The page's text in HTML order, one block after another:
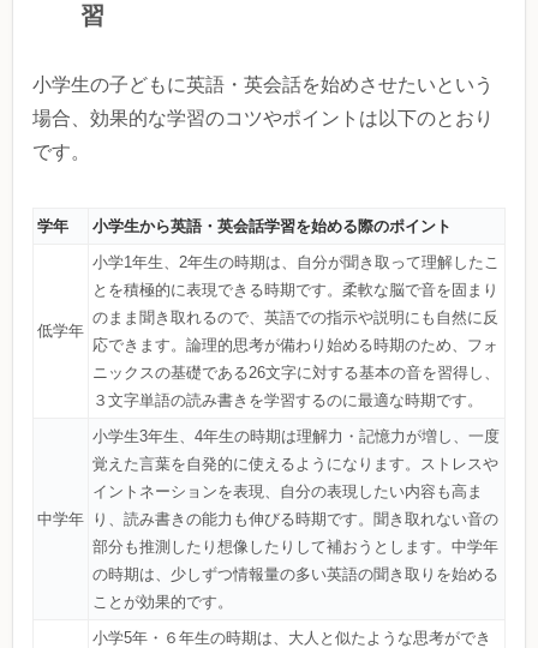
習
小学生の子どもに英語・英会話を始めさせたいという
場合、効果的な学習のコツやポイントは以下のとおり
です。
学年 小学生から英語・英会話学習を始める際のポイント
低学年
小学1年生、2年生の時期は、自分が聞き取って理解したこ
とを積極的に表現できる時期です。柔軟な脳で音を固まり
のまま聞き取れるので、英語での指示や説明にも自然に反
応できます。論理的思考が備わり始める時期のため、フォ
ニックスの基礎である26文字に対する基本の音を習得し、
３文字単語の読み書きを学習するのに最適な時期です。
中学年
小学生3年生、4年生の時期は理解力・記憶力が増し、一度
覚えた言葉を自発的に使えるようになります。ストレスや
イントネーションを表現、自分の表現したい内容も高ま
り、読み書きの能力も伸びる時期です。聞き取れない音の
部分も推測したり想像したりして補おうとします。中学年
の時期は、少しずつ情報量の多い英語の聞き取りを始める
ことが効果的です。
小学5年・６年生の時期は、大人と似たような思考ができ